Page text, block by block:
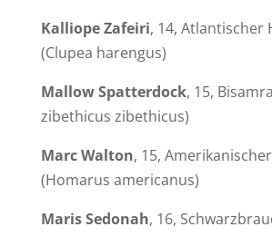
KalliopeZafeiri, 14, Atlantischer
(Clupea harengus)
Mallow Spatterdock, 15,
zibethicus zibethicus)
MarcWalton, 15,
(Homarus americanus)
Maris Sedonah, 16,